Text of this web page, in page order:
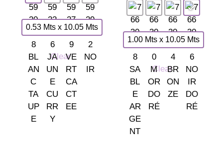
0.53 Mts x 10.05 Mts
Clear
1.00 Mts x 10.05 Mts
Clear